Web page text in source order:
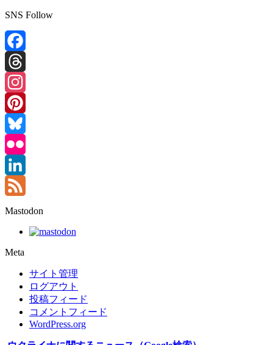
SNS Follow
Facebook
Threads
Instagram
Pinterest
Bluesky
Flickr
LinkedIn
Feed
Mastodon
Meta
サイト管理
ログアウト
投稿フィード
コメントフィード
WordPress.org